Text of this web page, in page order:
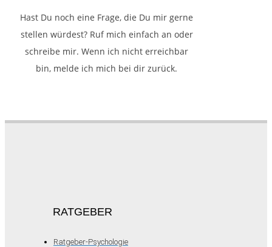
Hast Du noch eine Frage, die Du mir gerne
stellen würdest? Ruf mich einfach an oder
schreibe mir. Wenn ich nicht erreichbar
bin, melde ich mich bei dir zurück.
RATGEBER
Ratgeber-Psychologie